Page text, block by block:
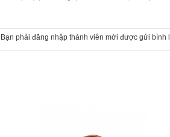
Bạn phải đăng nhập thành viên mới được gửi bình